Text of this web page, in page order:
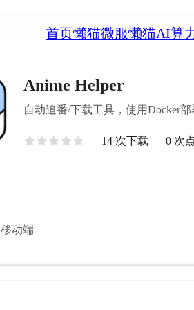
首页懒猫微服懒猫AI算
Anime Helper
自动追番/下载工具，使用Docker
14 次下载 0 次
移动端